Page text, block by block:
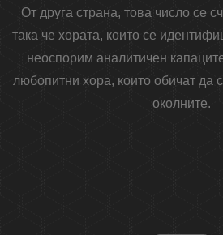
От друга страна, това число се
така че хората, които се
неоспорим аналитичен
любопитни хора, които обичат да
околните.